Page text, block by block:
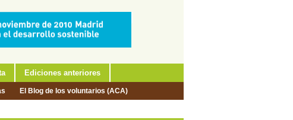
Ediciones anteriores
El Blog de los voluntarios (ACA)